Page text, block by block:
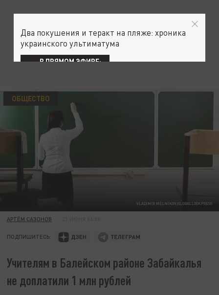
VLADIMIR MELNIKOV/GLOBALLOOKPRESS
ОБЩЕСТВО
АРТЁМ САЗОНОВ
ПОДПИШИТЕСЬ:
Учителям в Балейском районе Забайкалья
не доплатили 1 млн рублей
Два покушения и теракт на пляже: хроника
украинского ультиматума
В ПРЯМОМ ЭФИРЕ: